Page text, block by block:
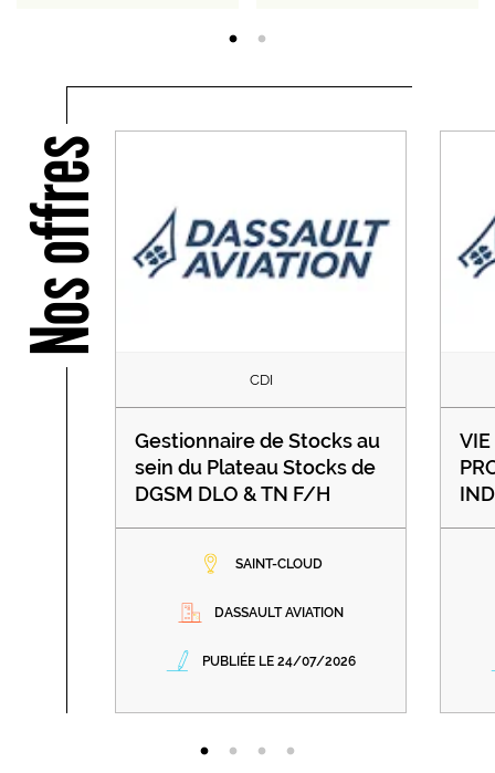
Nos offres
CDI
Gestionnaire de Stocks au
sein du Plateau Stocks de
DGSM DLO & TN F/H
SAINT-CLOUD
DASSAULT AVIATION
PUBLIÉE LE 24/07/2026